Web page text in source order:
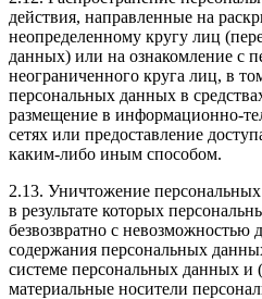
действия, направленные на
неопределенному кругу лиц
данных) или на ознакомление с
неограниченного круга лиц, в
персональных данных в
размещение в информационно-
сетях или предоставление
каким-либо иным способом.
2.13. Уничтожение
в результате которых
безвозвратно с невозможностью
содержания персональных
системе персональных данных и
материальные носители